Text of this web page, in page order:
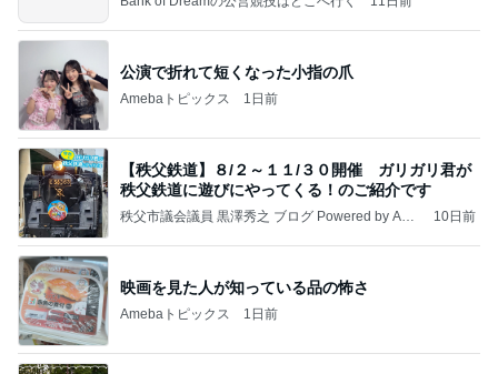
公演で折れて短くなった小指の爪
Amebaトピックス 1日前
【秩父鉄道】８/２～１１/３０開催 ガリガリ君が
秩父鉄道に遊びにやってくる！のご紹介です
秩父市議会議員 黒澤秀之 ブログ Powered by Ame
10日前
映画を見た人が知っている品の怖さ
Amebaトピックス 1日前